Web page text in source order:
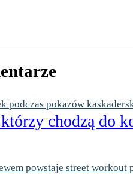
podczas pokazów
chodzą do
powstaje street workout